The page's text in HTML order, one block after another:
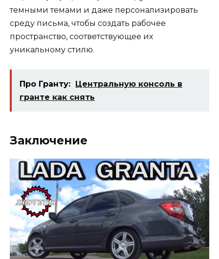
темными темами и даже персонализировать
среду письма, чтобы создать рабочее
пространство, соответствующее их
уникальному стилю.
Про Гранту: Центральную консоль в
гранте как снять
Заключение